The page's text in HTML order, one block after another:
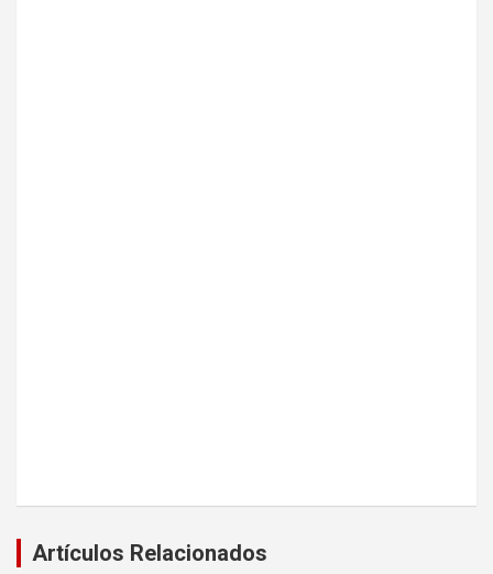
Artículos Relacionados